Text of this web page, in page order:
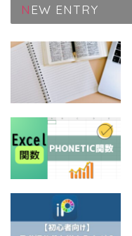
NEW ENTRY